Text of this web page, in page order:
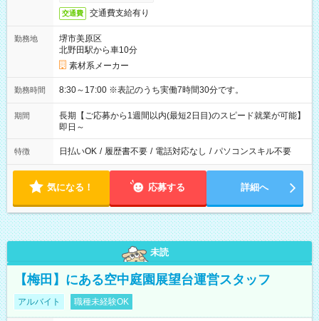
交通費 交通費支給有り
勤務地
堺市美原区
北野田駅から車10分
素材系メーカー
勤務時間 8:30～17:00 ※表記のうち実働7時間30分です。
期間
長期【ご応募から1週間以内(最短2日目)のスピード就業が可能】
即日～
特徴 日払いOK / 履歴書不要 / 電話対応なし / パソコンスキル不要
気になる！ 応募する 詳細へ
未読
【梅田】にある空中庭園展望台運営スタッフ
アルバイト 職種未経験OK